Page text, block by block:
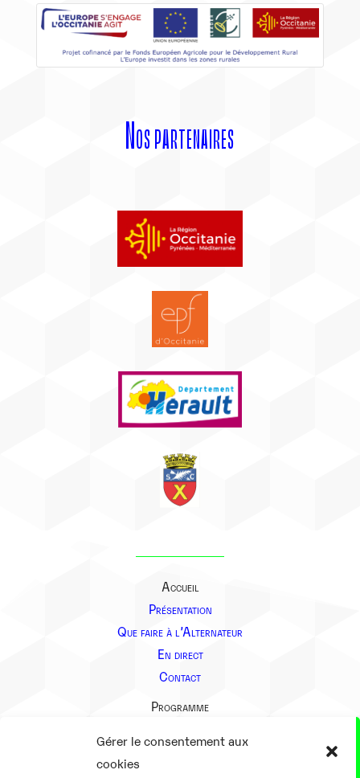
Gérer le consentement aux
cookies
Nos partenaires
Accueil
Présentation
Que faire à l’Alternateur
En direct
Contact
Programme
Présentation